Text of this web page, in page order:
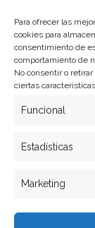
Para ofrecer las
cookies para
consentimiento de
comportamiento de
No consentir o
ciertas
Funcional
Estadísticas
Marketing
Formas de
Plazos y
Politica de